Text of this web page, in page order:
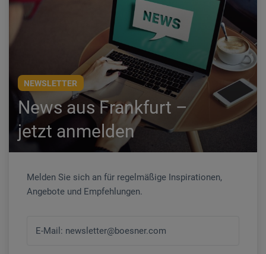
NEWSLETTER
News aus Frankfurt –
jetzt anmelden
Melden Sie sich an für regelmäßige Inspirationen,
Angebote und Empfehlungen.
E-Mail: newsletter@boesner.com